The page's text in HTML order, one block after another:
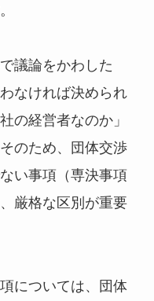
議論をかわした
なければ決められ
の経営者なのか」
のため、団体交渉
い事項（専決事項
厳格な区別が重要
については、団体